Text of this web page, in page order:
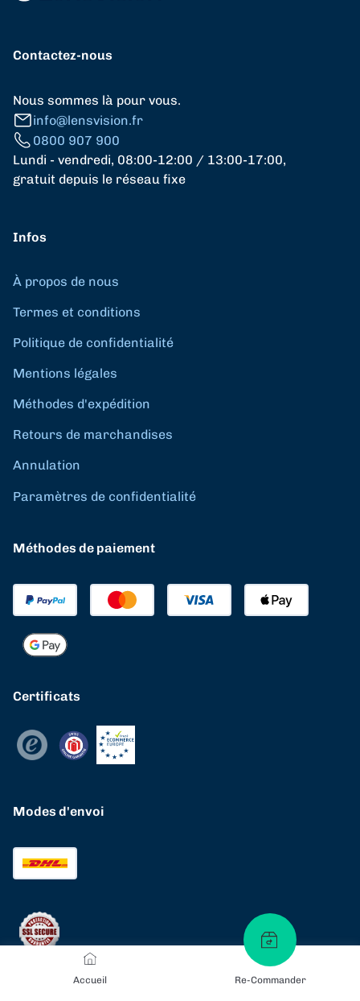
Accueil Re-Commander
Contactez-nous
Nous sommes là pour vous.
info@lensvision.fr
0800 907 900
Lundi - vendredi, 08:00-12:00 / 13:00-17:00,
gratuit depuis le réseau fixe
Infos
À propos de nous
Termes et conditions
Politique de confidentialité
Mentions légales
Méthodes d'expédition
Retours de marchandises
Annulation
Paramètres de confidentialité
Méthodes de paiement
Certificats
Modes d'envoi